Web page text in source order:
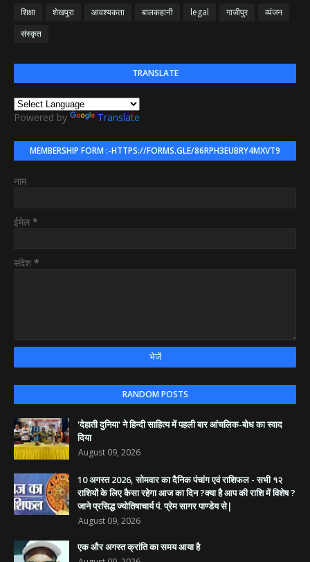
शिक्षा
शेखपुरा आवश्यकता बालकहानी legal गाजीपुर
व्यंजन
संस्कृत
TRANSLATE
Powered by Translate
MEMBERSHIP FORM :-HTTPS://FORMS.GLE/86RPH3EUBRY4MXVT9
नाम
ईमेल *
संदेश *
RANDOM POSTS
'देहाती दुनिया' ने हिन्दी साहित्य में पहली बार आंचलिक-बोध का स्वाद
दिया
August 09, 2026
10 अगस्त 2026, सोमवार का दैनिक पंचांग एवं राशिफल - सभी १२
राशियों के लिए कैसा रहेगा आज का दिन ?क्या है आप की राशि में विशेष ?
जाने प्रसिद्ध ज्योतिषाचार्य पं. प्रेम सागर पाण्डेय से|
August 09, 2026
एक और अगस्त क्रांति का समय आया है